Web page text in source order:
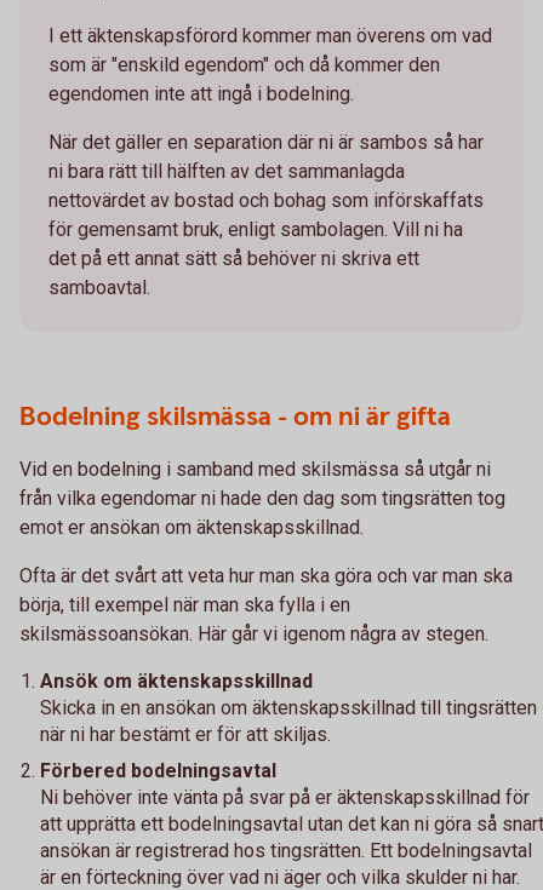
I ett äktenskapsförord kommer man överens om vad
som är "enskild egendom" och då kommer den
egendomen inte att ingå i bodelning.
När det gäller en separation där ni är sambos så har
ni bara rätt till hälften av det sammanlagda
nettovärdet av bostad och bohag som införskaffats
för gemensamt bruk, enligt sambolagen. Vill ni ha
det på ett annat sätt så behöver ni skriva ett
samboavtal.
Bodelning skilsmässa - om ni är gifta
Vid en bodelning i samband med skilsmässa så utgår ni
från vilka egendomar ni hade den dag som tingsrätten tog
emot er ansökan om äktenskapsskillnad.
Ofta är det svårt att veta hur man ska göra och var man ska
börja, till exempel när man ska fylla i en
skilsmässoansökan. Här går vi igenom några av stegen.
Ansök om äktenskapsskillnad
Skicka in en ansökan om äktenskapsskillnad till tingsrätten
när ni har bestämt er för att skiljas.
Förbered bodelningsavtal
Ni behöver inte vänta på svar på er äktenskapsskillnad för
att upprätta ett bodelningsavtal utan det kan ni göra så snart
ansökan är registrerad hos tingsrätten. Ett bodelningsavtal
är en förteckning över vad ni äger och vilka skulder ni har.